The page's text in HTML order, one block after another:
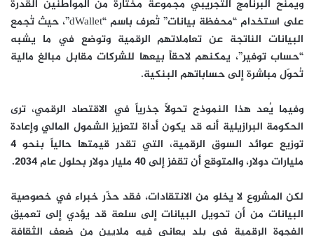
ويمنح البرنامج التجريبي مجموعة مختارة من المواطنين القدرة
على استخدام “محفظة بيانات” تُعرف باسم “dWallet”، حيث تُجمع
البيانات الناتجة عن تعاملاتهم الرقمية وتوضع في ما يشبه
“حساب توفير”، يمكنهم لاحقاً بيعها للشركات مقابل مبالغ مالية
تُحوّل مباشرة إلى حساباتهم البنكية.
وفيما يُعد هذا النموذج تحولاً جذرياً في الاقتصاد الرقمي، ترى
الحكومة البرازيلية أنه قد يكون أداة لتعزيز الشمول المالي وإعادة
توزيع عوائد السوق الرقمية، التي تقدر قيمتها حالياً بنحو 4
مليارات دولار، والمتوقع أن تقفز إلى 40 مليار دولار بحلول عام 2034.
لكن المشروع لا يخلو من الانتقادات، فقد حذّر خبراء في خصوصية
البيانات من أن تحويل البيانات إلى سلعة قد يؤدي إلى تعميق
الفجوة الرقمية في بلد يعاني فيه ملايين من ضعف الثقافة